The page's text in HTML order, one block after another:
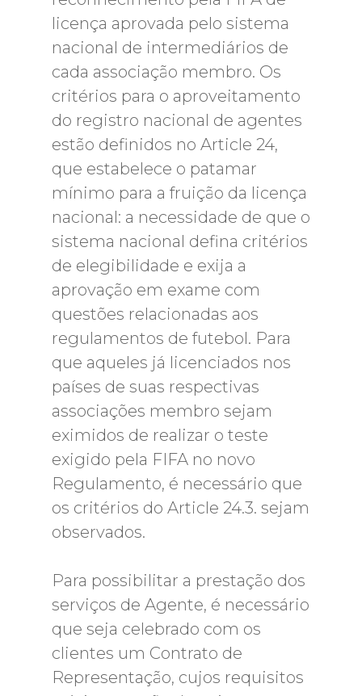
licença aprovada pelo sistema
nacional de intermediários de
cada associação membro. Os
critérios para o aproveitamento
do registro nacional de agentes
estão definidos no Article 24,
que estabelece o patamar
mínimo para a fruição da licença
nacional: a necessidade de que o
sistema nacional defina critérios
de elegibilidade e exija a
aprovação em exame com
questões relacionadas aos
regulamentos de futebol. Para
que aqueles já licenciados nos
países de suas respectivas
associações membro sejam
eximidos de realizar o teste
exigido pela FIFA no novo
Regulamento, é necessário que
os critérios do Article 24.3. sejam
observados.
Para possibilitar a prestação dos
serviços de Agente, é necessário
que seja celebrado com os
clientes um Contrato de
Representação, cujos requisitos